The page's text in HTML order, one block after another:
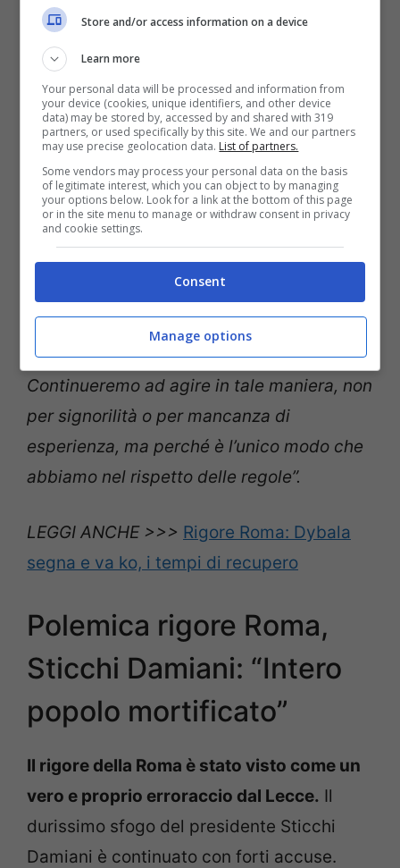
di cui due di Serie B, uno addirittura da
neopromossi dalla Serie C. Gli arbitri della
serie cadetta, sono gli stessi della Serie A
e con molti di loro, in questi anni, abbiamo
instaurato un rapporto di massimo rispetto
e totale collaborazione. Ci siamo sempre
confrontati, talvolta in modo acceso, con i
vertici arbitrali, ma lo abbiamo fatto
utilizzando i canali istituzionali e le forme
volta le regole e le “prassi” sono cambiate
grazie a criticità sollevate da noi.
Continueremo ad agire in tale maniera, non
per signorilità o per mancanza di
esperienza, ma perché è l’unico modo che
abbiamo nel rispetto delle regole”.
LEGGI ANCHE >>> Rigore Roma: Dybala
segna e va ko, i tempi di recupero
Polemica rigore Roma,
Sticchi Damiani: “Intero
popolo mortificato”
Il rigore della Roma è stato visto come un
vero e proprio erroraccio dal Lecce. Il
durissimo sfogo del presidente Sticchi
Damiani è continuato con forti accuse.
Store and/or access information on a device
Learn more
Your personal data will be processed and information from
your device (cookies, unique identifiers, and other device
data) may be stored by, accessed by and shared with 319
partners, or used specifically by this site. We and our partners
may use precise geolocation data. List of partners.
Some vendors may process your personal data on the basis
of legitimate interest, which you can object to by managing
your options below. Look for a link at the bottom of this page
or in the site menu to manage or withdraw consent in privacy
and cookie settings.
Consent
Manage options